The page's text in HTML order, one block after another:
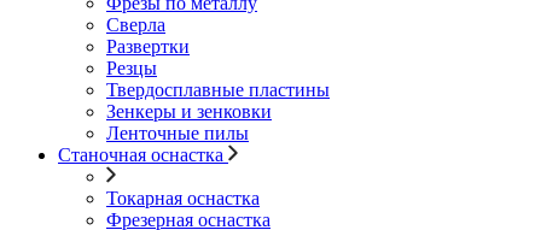
Сверла
Развертки
Резцы
Твердосплавные пластины
Зенкеры и зенковки
Ленточные пилы
Станочная оснастка
Токарная оснастка
Фрезерная оснастка